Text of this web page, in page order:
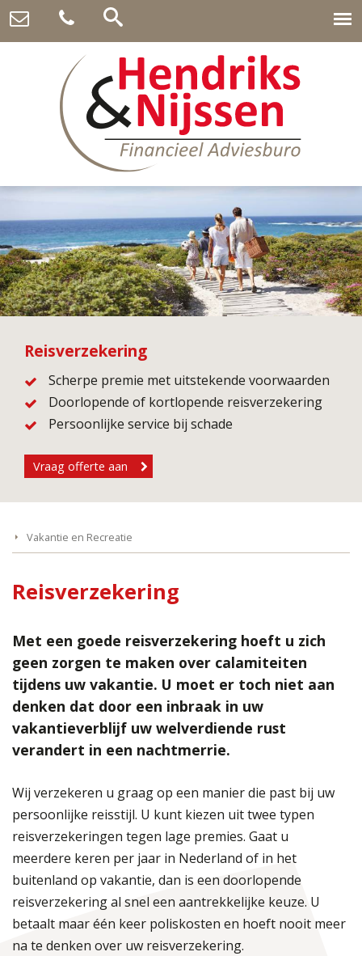
Reisverzekering
Scherpe premie met uitstekende voorwaarden
Doorlopende of kortlopende reisverzekering
Persoonlijke service bij schade
Vraag offerte aan
Vakantie en Recreatie
Reisverzekering
Met een goede reisverzekering hoeft u zich
geen zorgen te maken over calamiteiten
tijdens uw vakantie. U moet er toch niet aan
denken dat door een inbraak in uw
vakantieverblijf uw welverdiende rust
verandert in een nachtmerrie.
Wij verzekeren u graag op een manier die past bij uw
persoonlijke reisstijl. U kunt kiezen uit twee typen
reisverzekeringen tegen lage premies. Gaat u
meerdere keren per jaar in Nederland of in het
buitenland op vakantie, dan is een doorlopende
reisverzekering al snel een aantrekkelijke keuze. U
betaalt maar één keer poliskosten en hoeft nooit meer
na te denken over uw reisverzekering.